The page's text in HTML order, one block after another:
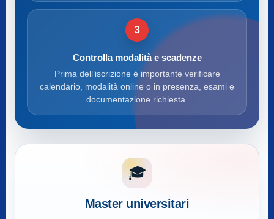
3
Controlla modalità e scadenze
Prima dell’iscrizione è importante verificare
calendario, modalità online o in presenza, esami e
documentazione richiesta.
🎓
Master universitari